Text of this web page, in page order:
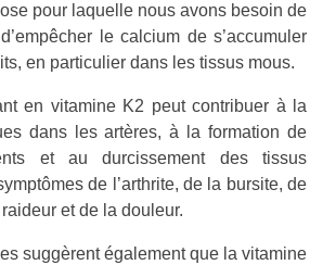
pour laquelle nous avons besoin de
le calcium de s’accumuler
en particulier dans les tissus mous.
en vitamine K2 peut contribuer à la
dans les artères, à la formation de
et au durcissement des tissus
de l’arthrite, de la bursite, de
et de la douleur.
suggèrent également que la vitamine